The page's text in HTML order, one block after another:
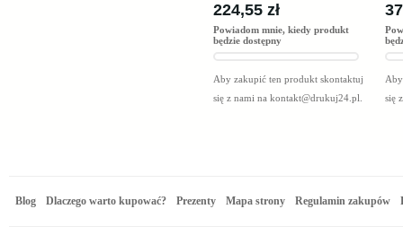
224,55 zł
Powiadom mnie, kiedy produkt
będzie dostępny
Aby zakupić ten produkt skontaktuj
się z nami na kontakt@drukuj24.pl
się
Blog Dlaczego warto kupować? Prezenty Mapa strony Regulamin zakupów